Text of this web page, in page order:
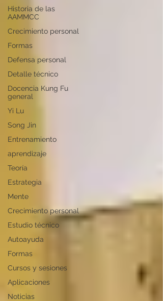
Historia de las
AAMMCC
Crecimiento personal
Formas
Defensa personal
Detalle técnico
Docencia Kung Fu
general
Yi Lu
Song Jin
Entrenamiento
aprendizaje
Teoría
Estrategia
Mente
Crecimiento personal
Estudio técnico
Autoayuda
Formas
Cursos y sesiones
Aplicaciones
Noticias